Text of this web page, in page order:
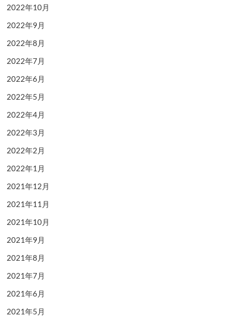
2022年10月
2022年9月
2022年8月
2022年7月
2022年6月
2022年5月
2022年4月
2022年3月
2022年2月
2022年1月
2021年12月
2021年11月
2021年10月
2021年9月
2021年8月
2021年7月
2021年6月
2021年5月